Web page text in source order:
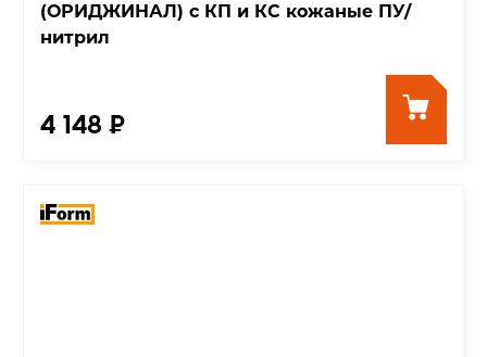
(ОРИДЖИНАЛ) с КП и КС кожаные ПУ/
нитрил
4 148 ₽